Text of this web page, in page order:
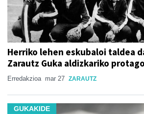
Herriko lehen eskubaloi taldea
Zarautz Guka aldizkariko
Erredakzioa mar 27 ZARAUTZ
GUKAKIDE